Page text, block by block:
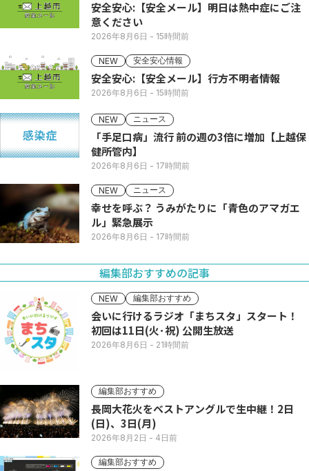
安全安心:【安全メール】明日は熱中症にご注
意ください
2026年8月6日 - 15時間前
NEW 安全安心情報
安全安心:【安全メール】行方不明者情報
2026年8月6日 - 15時間前
NEW ニュース
「手足口病」流行 前の週の3倍に増加【上越保
健所管内】
2026年8月6日 - 17時間前
NEW ニュース
幸せを呼ぶ？ うみがたりに「青色のアマガエ
ル」緊急展示
2026年8月6日 - 17時間前
編集部おすすめの記事
NEW 編集部おすすめ
会いに行けるラジオ「まちスタ」スタート！
初回は11日(火･祝) 公開生放送
2026年8月6日 - 21時間前
編集部おすすめ
長岡大花火をベストアングルで生中継！2日
(日)、3日(月)
2026年8月2日 - 4日前
編集部おすすめ